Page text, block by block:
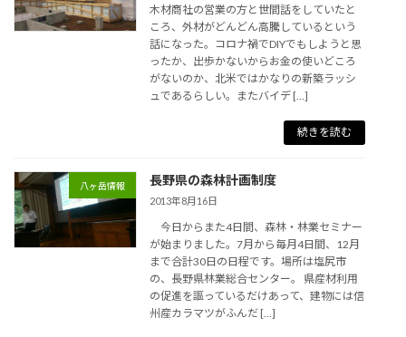
木材商社の営業の方と世間話をしていたと
ころ、外材がどんどん高騰しているという
話になった。コロナ禍でDIYでもしようと思
ったか、出歩かないからお金の使いどころ
がないのか、北米ではかなりの新築ラッシ
ュであるらしい。またバイデ […]
続きを読む
八ヶ岳情報 長野県の森林計画制度
2013年8月16日
今日からまた4日間、森林・林業セミナー
が始まりました。7月から毎月4日間、12月
まで合計30日の日程です。場所は塩尻市
の、長野県林業総合センター。 県産材利用
の促進を謳っているだけあって、建物には信
州産カラマツがふんだ […]